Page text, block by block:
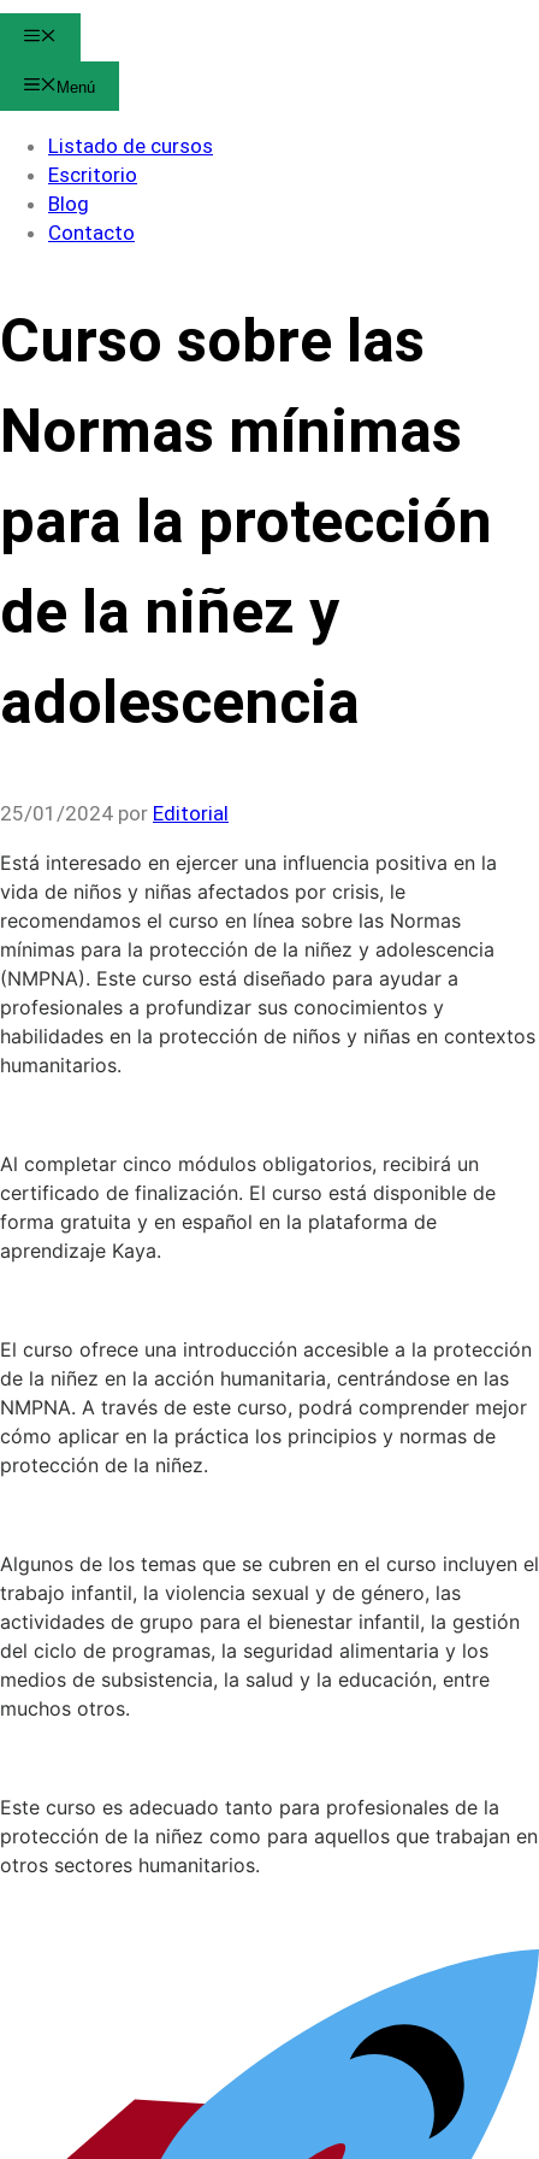
Menú
Listado de cursos
Escritorio
Blog
Contacto
Curso sobre las
Normas mínimas
para la protección
de la niñez y
adolescencia
25/01/2024 por Editorial
Está interesado en ejercer una influencia positiva en la
vida de niños y niñas afectados por crisis, le
recomendamos el curso en línea sobre las Normas
mínimas para la protección de la niñez y adolescencia
(NMPNA). Este curso está diseñado para ayudar a
profesionales a profundizar sus conocimientos y
habilidades en la protección de niños y niñas en contextos
humanitarios.
Al completar cinco módulos obligatorios, recibirá un
certificado de finalización. El curso está disponible de
forma gratuita y en español en la plataforma de
aprendizaje Kaya.
El curso ofrece una introducción accesible a la protección
de la niñez en la acción humanitaria, centrándose en las
NMPNA. A través de este curso, podrá comprender mejor
cómo aplicar en la práctica los principios y normas de
protección de la niñez.
Algunos de los temas que se cubren en el curso incluyen el
trabajo infantil, la violencia sexual y de género, las
actividades de grupo para el bienestar infantil, la gestión
del ciclo de programas, la seguridad alimentaria y los
medios de subsistencia, la salud y la educación, entre
muchos otros.
Este curso es adecuado tanto para profesionales de la
protección de la niñez como para aquellos que trabajan en
otros sectores humanitarios.